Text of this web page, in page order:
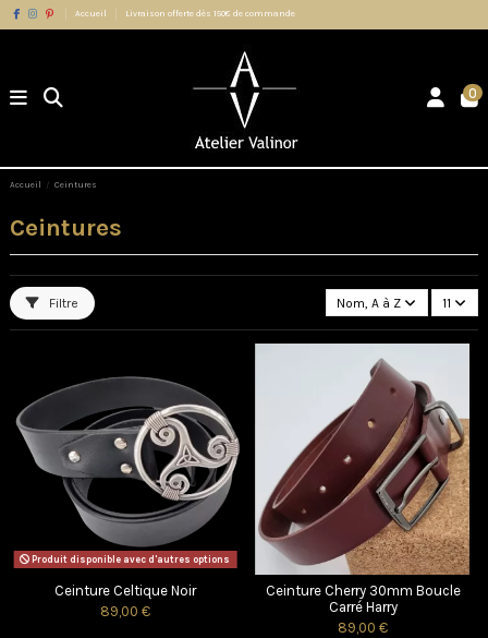
Accueil Livraison offerte dès 150€ de commande
0
Accueil Ceintures
Ceintures
Filtre Nom, A à Z 11
Produit disponible avec d'autres options
Ceinture Celtique Noir
89,00 €
Ceinture Cherry 30mm Boucle
Carré Harry
89,00 €